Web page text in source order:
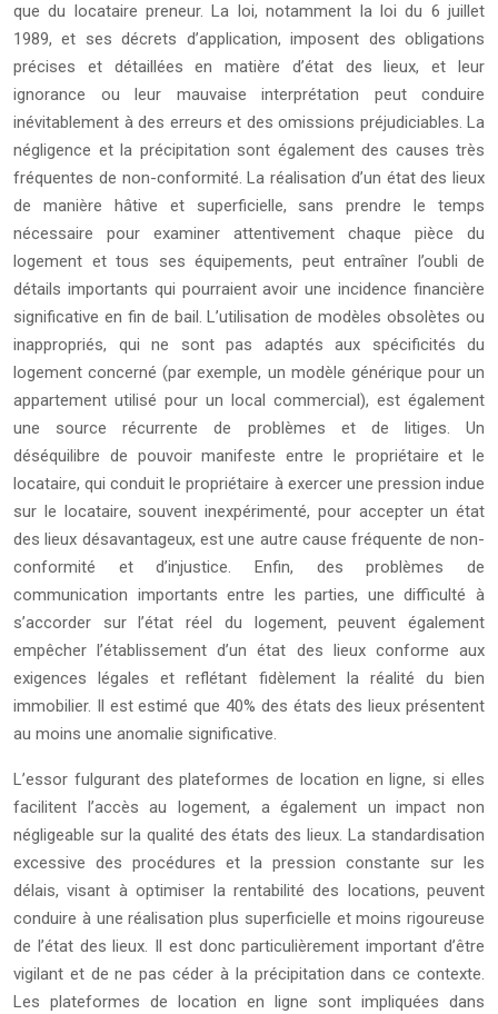
que du locataire preneur. La loi, notamment la loi du 6 juillet
1989, et ses décrets d’application, imposent des obligations
précises et détaillées en matière d’état des lieux, et leur
ignorance ou leur mauvaise interprétation peut conduire
inévitablement à des erreurs et des omissions préjudiciables. La
négligence et la précipitation sont également des causes très
fréquentes de non-conformité. La réalisation d’un état des lieux
de manière hâtive et superficielle, sans prendre le temps
nécessaire pour examiner attentivement chaque pièce du
logement et tous ses équipements, peut entraîner l’oubli de
détails importants qui pourraient avoir une incidence financière
significative en fin de bail. L’utilisation de modèles obsolètes ou
inappropriés, qui ne sont pas adaptés aux spécificités du
logement concerné (par exemple, un modèle générique pour un
appartement utilisé pour un local commercial), est également
une source récurrente de problèmes et de litiges. Un
déséquilibre de pouvoir manifeste entre le propriétaire et le
locataire, qui conduit le propriétaire à exercer une pression indue
sur le locataire, souvent inexpérimenté, pour accepter un état
des lieux désavantageux, est une autre cause fréquente de non-
conformité et d’injustice. Enfin, des problèmes de
communication importants entre les parties, une difficulté à
s’accorder sur l’état réel du logement, peuvent également
empêcher l’établissement d’un état des lieux conforme aux
exigences légales et reflétant fidèlement la réalité du bien
immobilier. Il est estimé que 40% des états des lieux présentent
au moins une anomalie significative.
L’essor fulgurant des plateformes de location en ligne, si elles
facilitent l’accès au logement, a également un impact non
négligeable sur la qualité des états des lieux. La standardisation
excessive des procédures et la pression constante sur les
délais, visant à optimiser la rentabilité des locations, peuvent
conduire à une réalisation plus superficielle et moins rigoureuse
de l’état des lieux. Il est donc particulièrement important d’être
vigilant et de ne pas céder à la précipitation dans ce contexte.
Les plateformes de location en ligne sont impliquées dans